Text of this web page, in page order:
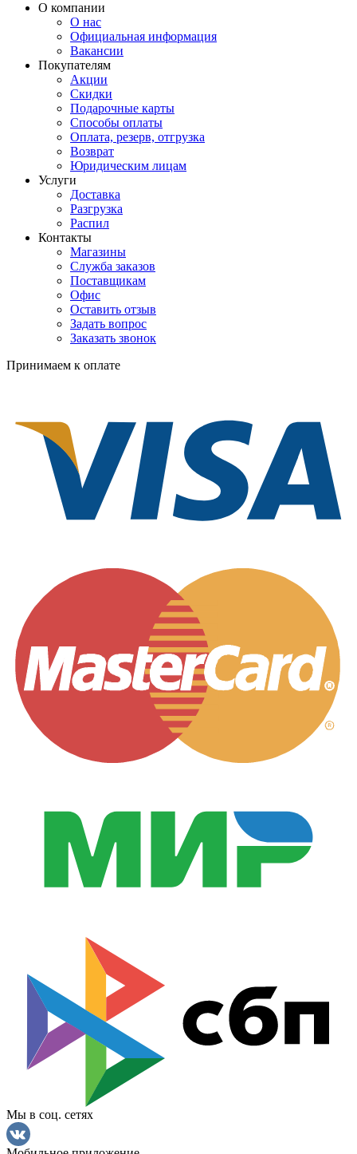
О компании
О нас
Официальная информация
Вакансии
Покупателям
Акции
Скидки
Подарочные карты
Способы оплаты
Оплата, резерв, отгрузка
Возврат
Юридическим лицам
Услуги
Доставка
Разгрузка
Распил
Контакты
Магазины
Служба заказов
Поставщикам
Офис
Оставить отзыв
Задать вопрос
Заказать звонок
Принимаем к оплате
Мы в соц. сетях